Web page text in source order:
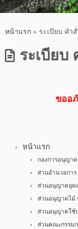
หน้าแรก » ระเบียบ คำ
ระเบียบ
ขออ
หน้าแรก
กองการอนุญาต
ส่วนอำนวยการ
ส่วนอนุญาตอุต
ส่วนอนุญาตไม้
ส่วนอนุญาตใช้
ส่วนคณะกรรม